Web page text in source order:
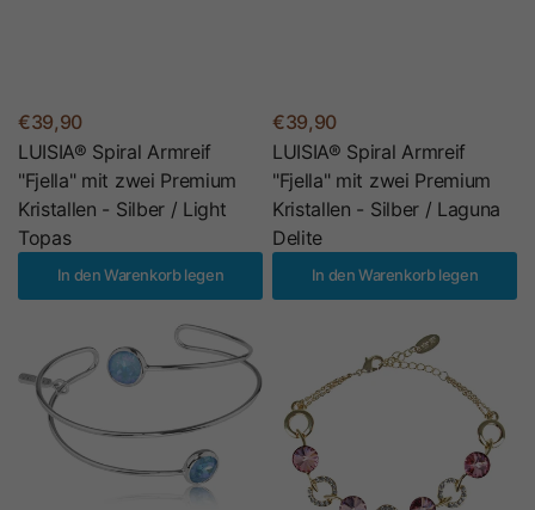
€39,90
LUISIA® Spiral Armreif
"Fjella" mit zwei Premium
Kristallen - Silber / Light
Topas
In den Warenkorb legen
€39,90
LUISIA® Spiral Armreif
"Fjella" mit zwei Premium
Kristallen - Silber / Laguna
Delite
In den Warenkorb legen